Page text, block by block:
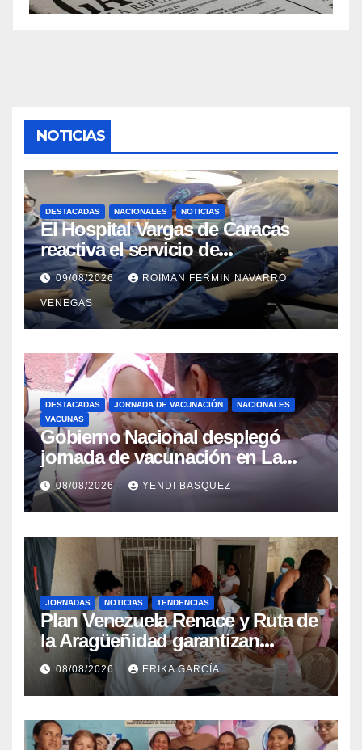
NOTICIAS
DESTACADAS NACIONALES NOTICIAS
El Hospital Vargas de Caracas
reactiva el servicio de
Colangiopancreatografía
Retrógrada Endoscópica para
beneficiar a cientos de pacientes
09/08/2026 ROIMAN FERMIN NAVARRO
VENEGAS
DESTACADAS JORNADA DE VACUNACIÓN
NACIONALES
VACUNAS
Gobierno Nacional desplegó
jornada de vacunación en La
Guaira para garantizar protección
epidemiológica
08/08/2026 YENDI BASQUEZ
JORNADAS NOTICIAS TENDENCIAS
Plan Venezuela Renace y Ruta de
la Aragüeñidad garantizan
atención médica integral en
Aragua
08/08/2026 ERIKA GARCÍA